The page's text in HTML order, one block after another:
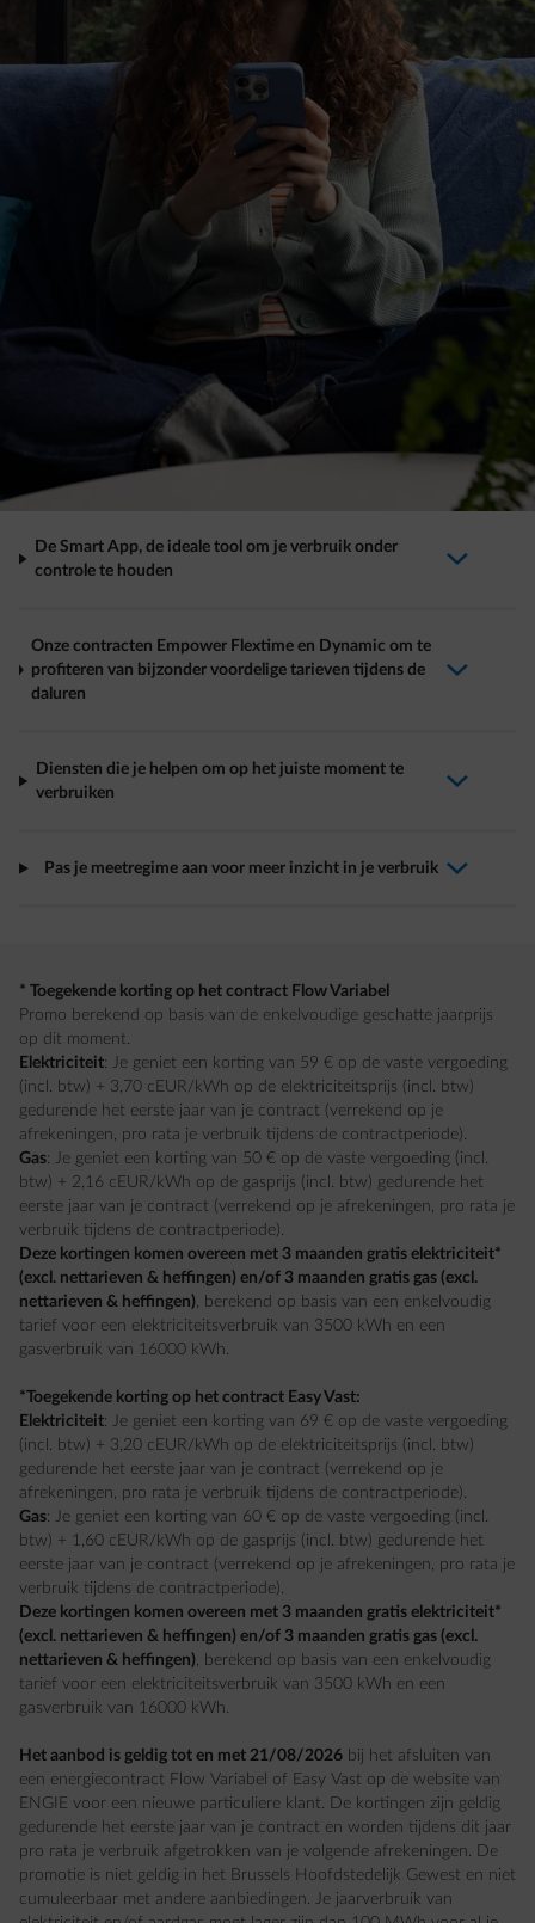
De Smart App, de ideale tool om je verbruik onder
controle te houden
arrow-down-fwd
Onze contracten Empower Flextime en Dynamic om te
profiteren van bijzonder voordelige tarieven tijdens de
daluren
arrow-down-fwd
Diensten die je helpen om op het juiste moment te
verbruiken
arrow-down-fwd
Pas je meetregime aan voor meer inzicht in je verbruik arrow-down-fwd
* Toegekende korting op het contract Flow Variabel
Promo berekend op basis van de enkelvoudige geschatte jaarprijs
op dit moment.
Elektriciteit: Je geniet een korting van 59 € op de vaste vergoeding
(incl. btw) + 3,70 cEUR/kWh op de elektriciteitsprijs (incl. btw)
gedurende het eerste jaar van je contract (verrekend op je
afrekeningen, pro rata je verbruik tijdens de contractperiode).
Gas: Je geniet een korting van 50 € op de vaste vergoeding (incl.
btw) + 2,16 cEUR/kWh op de gasprijs (incl. btw) gedurende het
eerste jaar van je contract (verrekend op je afrekeningen, pro rata je
verbruik tijdens de contractperiode).
Deze kortingen komen overeen met 3 maanden gratis elektriciteit*
(excl. nettarieven & heffingen) en/of 3 maanden gratis gas (excl.
nettarieven & heffingen), berekend op basis van een enkelvoudig
tarief voor een elektriciteitsverbruik van 3500 kWh en een
gasverbruik van 16000 kWh.
*Toegekende korting op het contract Easy Vast:
Elektriciteit: Je geniet een korting van 69 € op de vaste vergoeding
(incl. btw) + 3,20 cEUR/kWh op de elektriciteitsprijs (incl. btw)
gedurende het eerste jaar van je contract (verrekend op je
afrekeningen, pro rata je verbruik tijdens de contractperiode).
Gas: Je geniet een korting van 60 € op de vaste vergoeding (incl.
btw) + 1,60 cEUR/kWh op de gasprijs (incl. btw) gedurende het
eerste jaar van je contract (verrekend op je afrekeningen, pro rata je
verbruik tijdens de contractperiode).
Deze kortingen komen overeen met 3 maanden gratis elektriciteit*
(excl. nettarieven & heffingen) en/of 3 maanden gratis gas (excl.
nettarieven & heffingen), berekend op basis van een enkelvoudig
tarief voor een elektriciteitsverbruik van 3500 kWh en een
gasverbruik van 16000 kWh.
Het aanbod is geldig tot en met 21/08/2026 bij het afsluiten van
een energiecontract Flow Variabel of Easy Vast op de website van
ENGIE voor een nieuwe particuliere klant. De kortingen zijn geldig
gedurende het eerste jaar van je contract en worden tijdens dit jaar
pro rata je verbruik afgetrokken van je volgende afrekeningen. De
promotie is niet geldig in het Brussels Hoofdstedelijk Gewest en niet
cumuleerbaar met andere aanbiedingen. Je jaarverbruik van